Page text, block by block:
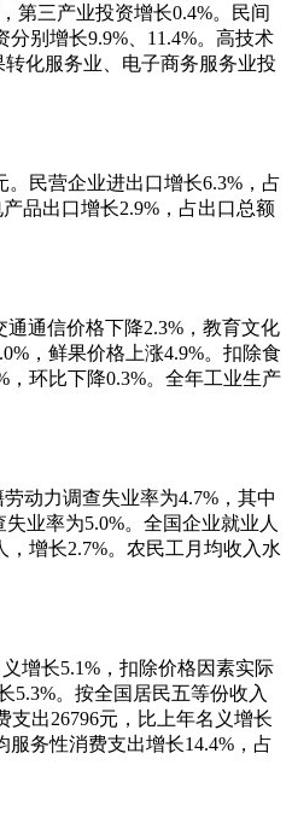
第三产业投资增长0.4%。民间
别增长9.9%、11.4%。高技术
化服务业、电子商务服务业投
。民营企业进出口增长6.3%，占
品出口增长2.9%，占出口总额
通信价格下降2.3%，教育文化
，鲜果价格上涨4.9%。扣除食
，环比下降0.3%。全年工业生产
动力调查失业率为4.7%，其中
业率为5.0%。全国企业就业人
，增长2.7%。农民工月均收入水
增长5.1%，扣除价格因素实际
5.3%。按全国居民五等份收入
支出26796元，比上年名义增长
务性消费支出增长14.4%，占